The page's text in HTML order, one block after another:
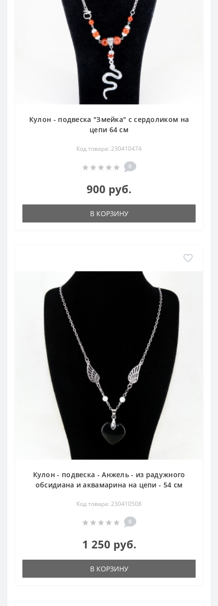
Кулон - подвеска "Змейка" с сердоликом на
цепи 64 см
Код товара: 230410474
0
900 руб.
В КОРЗИНУ
Кулон - подвеска - Анжель - из радужного
обсидиана и аквамарина на цепи - 54 см
Код товара: 230410508
0
1 250 руб.
В КОРЗИНУ